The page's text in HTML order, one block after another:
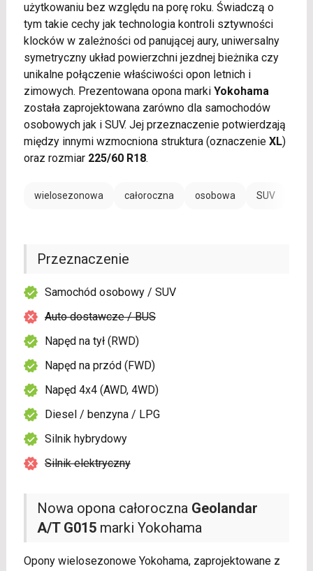
użytkowaniu bez względu na porę roku. Świadczą o
tym takie cechy jak technologia kontroli sztywności
klocków w zależności od panującej aury, uniwersalny
symetryczny układ powierzchni jezdnej bieżnika czy
unikalne połączenie właściwości opon letnich i
zimowych. Prezentowana opona marki Yokohama
została zaprojektowana zarówno dla samochodów
osobowych jak i SUV. Jej przeznaczenie potwierdzają
między innymi wzmocniona struktura (oznaczenie XL)
oraz rozmiar 225/60 R18.
wielosezonowa całoroczna osobowa SUV
Nowa opona całoroczna Geolandar
A/T G015marki Yokohama
Opony wielosezonowe Yokohama, zaprojektowane z
Przeznaczenie
Samochód osobowy / SUV
Auto dostawcze / BUS
Napęd na tył (RWD)
Napęd na przód (FWD)
Napęd 4x4 (AWD, 4WD)
Diesel / benzyna / LPG
Silnik hybrydowy
Silnik elektryczny